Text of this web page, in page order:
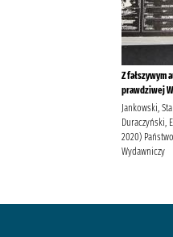
Z fałszywym
prawdziwej
Jankowski,
Duraczyński,
2020)
Wydawniczy